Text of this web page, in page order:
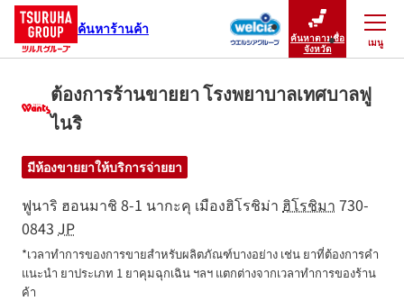
ค้นหาร้านค้า
ค้นหาตามชื่อ
จังหวัด
เมนู
ปิดเมนู
ต้องการร้านขายยา โรงพยาบาลเทศบาลฟู
ไนริ
มีห้องขายยาให้บริการจ่ายยา
ฟูนาริ ฮอนมาชิ 8-1 นากะคุ เมืองฮิโรชิม่า ฮิโรชิมา 730-
0843 JP
*เวลาทำการของการขายสำหรับผลิตภัณฑ์บางอย่าง เช่น ยาที่ต้องการคำ
แนะนำ ยาประเภท 1 ยาคุมฉุกเฉิน ฯลฯ แตกต่างจากเวลาทำการของร้าน
ค้า